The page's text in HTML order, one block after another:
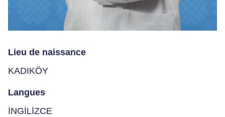
Lieu de naissance
KADIKÖY
Langues
İNGİLİZCE